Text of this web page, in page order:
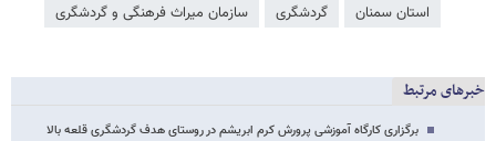
استان سمنان گردشگری سازمان میراث فرهنگی و گردشگری
خبرهای مرتبط
برگزاری کارگاه آموزشی پرورش کرم ابریشم در روستای هدف گردشگری قلعه ‌بالا